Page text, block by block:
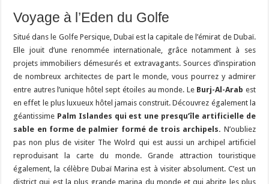
Voyage à l’Eden du Golfe
Situé dans le Golfe Persique, Dubaï est la capitale de l’émirat de Dubaï.
Elle jouit d’une renommée internationale, grâce notamment à ses
projets immobiliers démesurés et extravagants. Sources d’inspiration
de nombreux architectes de part le monde, vous pourrez y admirer
entre autres l’unique hôtel sept étoiles au monde. LeBurj-Al-Arab est
en effet le plus luxueux hôtel jamais construit. Découvrez également la
géantissime Palm Islandes qui est une presqu’île artificielle de
sable en forme de palmier formé de trois archipels. N’oubliez
pas non plus de visiter The Wolrd qui est aussi un archipel artificiel
reproduisant la carte du monde. Grande attraction touristique
également, la célèbre Dubaï Marina est à visiter absolument. C’est un
district qui est la plus grande marina du monde et qui abrite les plus